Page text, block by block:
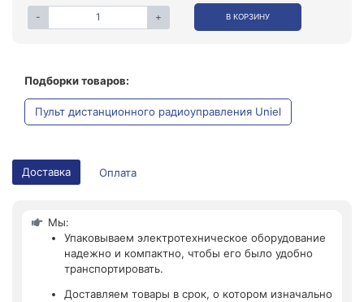
- + В КОРЗИНУ
Подборки товаров:
Пульт дистанционного радиоуправления Uniel
Доставка Оплата
Мы:
Упаковываем электротехническое оборудование
надежно и компактно, чтобы его было удобно
транспортировать.
Доставляем товары в срок, о котором изначально